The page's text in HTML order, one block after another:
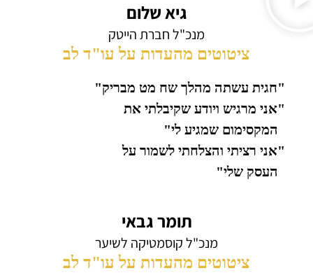
גיא שלום
מנכ"ל חברת הייטק
ציטוטים מהעדות על עו"ד לב
"חגית עשתה מהלך שח מט מבריק"
"אני מרגיש ויודע שקיבלתי את
המקסימום שמגיע לי"
"אני רציתי והצלחתי לשמור על
העסק שלי"
תומר גבאי
מנכ"ל קוסמטיקה לשיער
ציטוטים מהעדות על עו"ד לב